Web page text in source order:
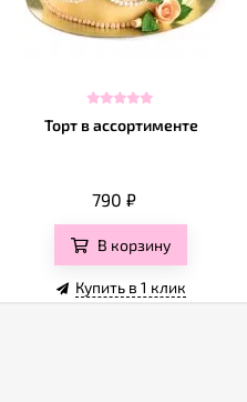
Торт в ассортименте
790 ₽
В корзину
Купить в 1 клик